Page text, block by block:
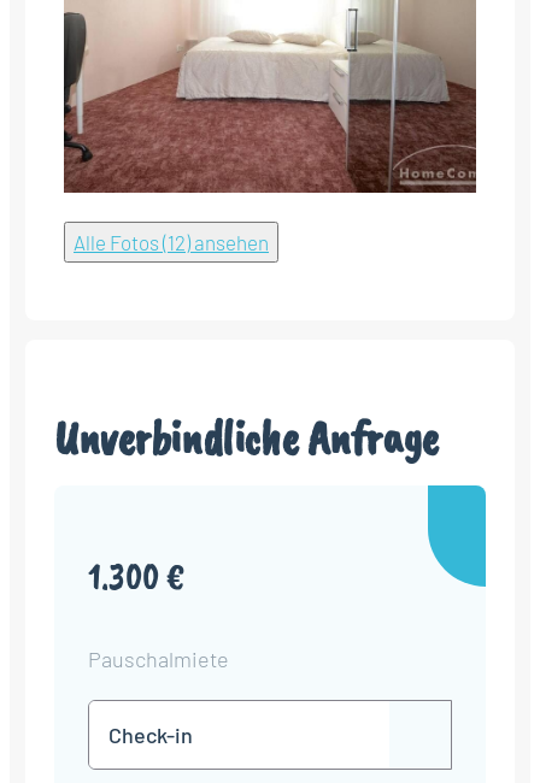
Alle Fotos (12) ansehen
Unverbindliche Anfrage
1.300 €
Pauschalmiete
in
TT
Punkt